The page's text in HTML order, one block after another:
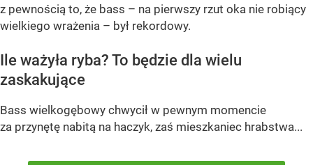
z pewnością to, że bass – na pierwszy rzut oka nie robiący
wielkiego wrażenia – był rekordowy.
Ile ważyła ryba? To będzie dla wielu
zaskakujące
Bass wielkogębowy chwycił w pewnym momencie
za przynętę nabitą na haczyk, zaś mieszkaniec hrabstwa...